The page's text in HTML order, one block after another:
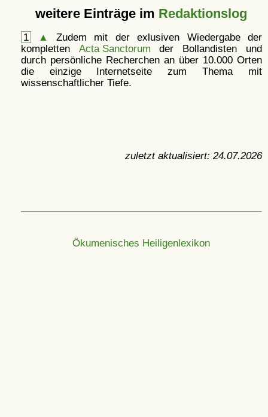
weitere Einträge im Redaktionslog
1 ▲
Zudem mit der exlusiven Wiedergabe der
kompletten Acta Sanctorum der Bollandisten und
durch persönliche Recherchen an über 10.000 Orten
die einzige Internetseite zum Thema mit
wissenschaftlicher Tiefe.
zuletzt aktualisiert: 24.07.2026
Ökumenisches Heiligenlexikon